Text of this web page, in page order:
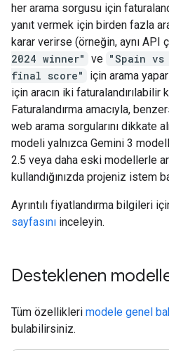
her arama sorgusu için
yanıt vermek için birden fazla
karar verirse (örneğin, aynı API
2024 winner" ve "Spain vs
final score"
için arama
için aracın iki faturalandırılabilir
Faturalandırma amacıyla,
web arama sorgularını dikkate
modeli yalnızca Gemini 3
2.5 veya daha eski modellerle
kullandığınızda projeniz istem
Ayrıntılı fiyatlandırma bilgileri
sayfasını inceleyin.
Desteklenen
Tüm özellikleri modele genel
bulabilirsiniz.